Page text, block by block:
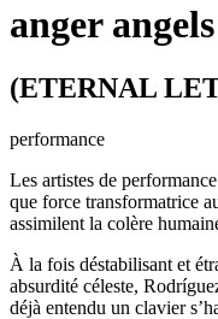
anger angels
(ETERNAL
performance
Les artistes de
que force transformatrice
assimilent la colère
À la fois déstabilisant et
absurdité céleste,
déjà entendu un clavier